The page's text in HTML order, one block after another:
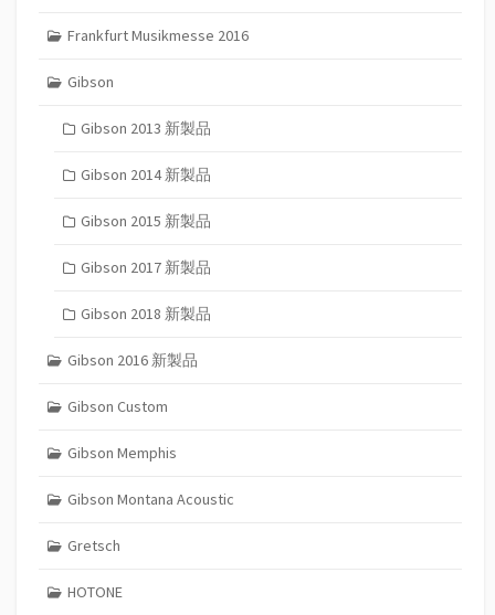
Frankfurt Musikmesse 2016
Gibson
Gibson 2013 新製品
Gibson 2014 新製品
Gibson 2015 新製品
Gibson 2017 新製品
Gibson 2018 新製品
Gibson 2016 新製品
Gibson Custom
Gibson Memphis
Gibson Montana Acoustic
Gretsch
HOTONE